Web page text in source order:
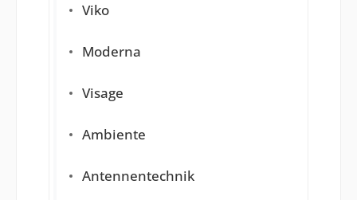
Viko
Moderna
Visage
Ambiente
Antennentechnik